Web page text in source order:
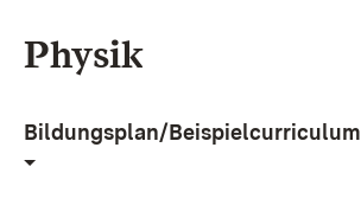
Physik
Bildungsplan/Beispielcurriculum